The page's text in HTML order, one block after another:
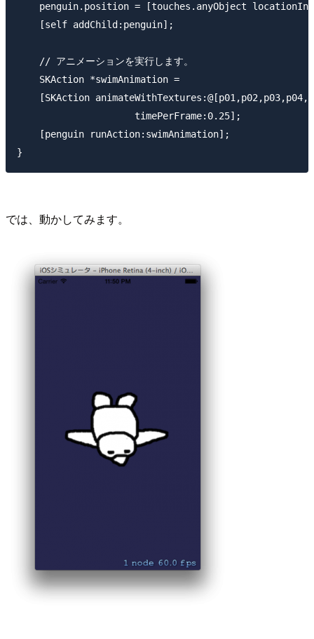
penguin.position = [touches.anyObject
    [self addChild:penguin];
    // アニメーションを実行します。
    SKAction *swimAnimation =
[SKAction
                     timePerFrame:0.25];
    [penguin runAction:swimAnimation];
では、動かしてみます。